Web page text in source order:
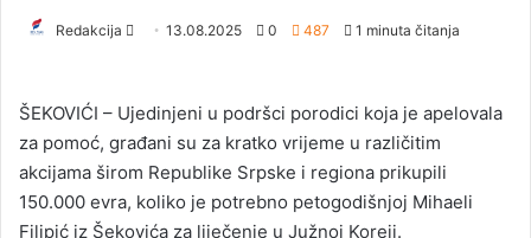
Redakcija
d
a
n
e
m
13.08.2025 0 487 1 minuta čitanja
ŠEKOVIĆI – Ujedinjeni u podršci porodici koja je apelovala
za pomoć, građani su za kratko vrijeme u različitim
akcijama širom Republike Srpske i regiona prikupili
150.000 evra, koliko je potrebno petogodišnjoj Mihaeli
Filipić iz Šekovića za liječenje u Južnoj Koreji.